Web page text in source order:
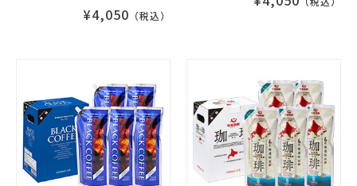
¥4,050 （税込）